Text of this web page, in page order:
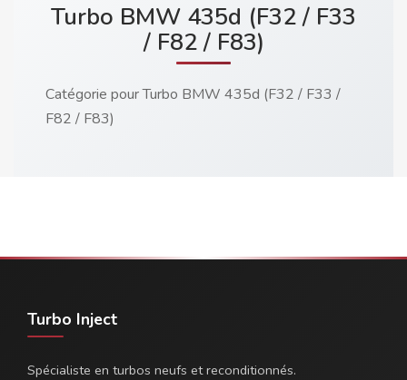
Turbo BMW 435d (F32 / F33
/ F82 / F83)
Catégorie pour Turbo BMW 435d (F32 / F33 /
F82 / F83)
Turbo Inject
Spécialiste en turbos neufs et reconditionnés.